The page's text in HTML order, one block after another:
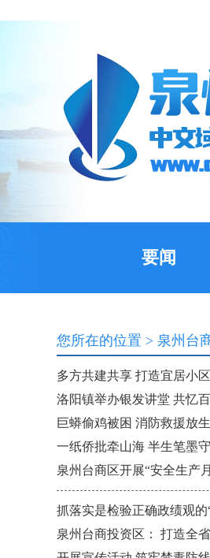
要闻
您所在的位置 > 泉州台
多方共建共享 打造宜居小区
洛阳镇举办银发讲堂 共忆
巨蟒偷鸡被困 消防救援放生
一纸侨批牵山海 半生笔墨
泉州台商区开展“安全生产
抓落实是检验正确政绩观的
泉州台商投资区： 打造全